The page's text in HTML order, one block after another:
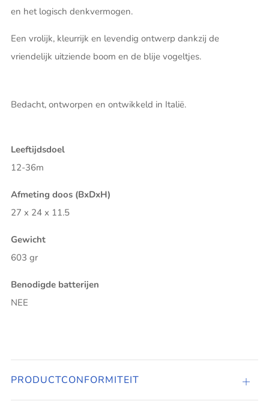
en het logisch denkvermogen.
Een vrolijk, kleurrijk en levendig ontwerp dankzij de
vriendelijk uitziende boom en de blije vogeltjes.
Bedacht, ontworpen en ontwikkeld in Italië.
Leeftijdsdoel
12-36m
Afmeting doos (BxDxH)
27 x 24 x 11.5
Gewicht
603 gr
Benodigde batterijen
NEE
PRODUCTCONFORMITEIT